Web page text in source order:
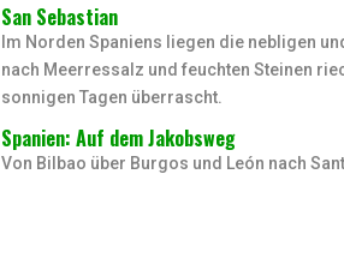
San Sebastian
Im Norden Spaniens liegen die nebligen
nach Meerressalz und feuchten Steinen
sonnigen Tagen überrascht.
Spanien: Auf dem Jakobsweg
Von Bilbao über Burgos und León nach